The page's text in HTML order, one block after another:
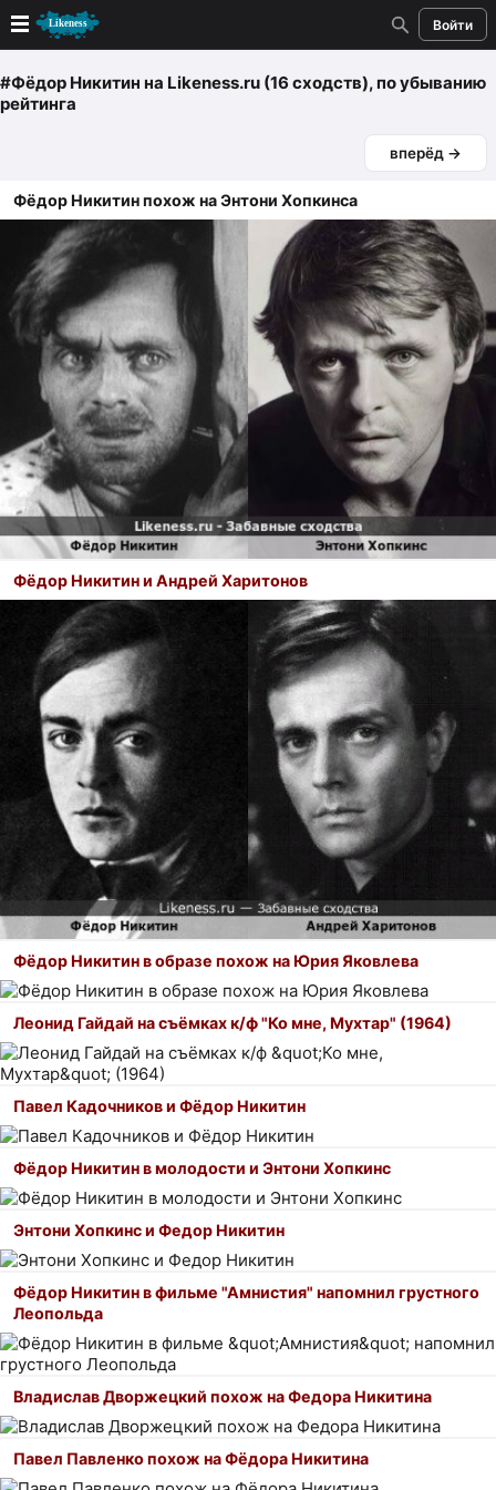
Войти
Новые
Голосование
Кандидаты
Случайное сходство 👍
Создать сходство
Для публикации необходима авторизация
Поиск
#Фёдор Никитин на Likeness.ru (16 сходств), по убыванию
рейтинга
вперёд →
Фёдор Никитин похож на Энтони Хопкинса
Фёдор Никитин и Андрей Харитонов
Фёдор Никитин в образе похож на Юрия Яковлева
Леонид Гайдай на съёмках к/ф "Ко мне, Мухтар" (1964)
Павел Кадочников и Фёдор Никитин
Фёдор Никитин в молодости и Энтони Хопкинс
Энтони Хопкинс и Федор Никитин
Фёдор Никитин в фильме "Амнистия" напомнил грустного
Леопольда
Владислав Дворжецкий похож на Федора Никитина
Павел Павленко похож на Фёдора Никитина